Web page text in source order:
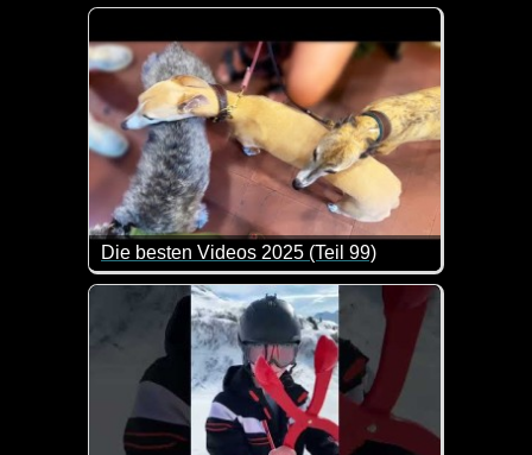
Da wird einem dann doch ganz anders ;-)
Die besten Videos 2025 (Teil 99)
Eine tolle Zusammenstellung von lustigen